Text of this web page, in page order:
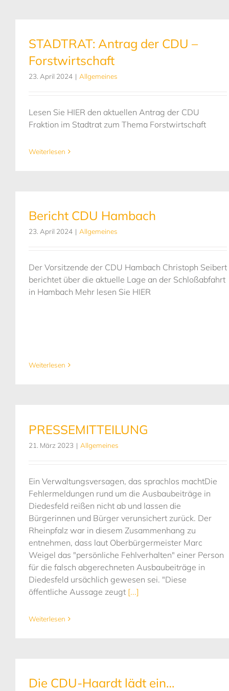
STADTRAT: Antrag der CDU –
Forstwirtschaft
23. April 2024 | Allgemeines
Lesen Sie HIER den aktuellen Antrag der CDU
Fraktion im Stadtrat zum Thema Forstwirtschaft
Weiterlesen
Bericht CDU Hambach
23. April 2024 | Allgemeines
Der Vorsitzende der CDU Hambach Christoph Seibert
berichtet über die aktuelle Lage an der Schloßabfahrt
in Hambach Mehr lesen Sie HIER
Weiterlesen
PRESSEMITTEILUNG
21. März 2023 | Allgemeines
Ein Verwaltungsversagen, das sprachlos machtDie
Fehlermeldungen rund um die Ausbaubeiträge in
Diedesfeld reißen nicht ab und lassen die
Bürgerinnen und Bürger verunsichert zurück. Der
Rheinpfalz war in diesem Zusammenhang zu
entnehmen, dass laut Oberbürgermeister Marc
Weigel das "persönliche Fehlverhalten" einer Person
für die falsch abgerechneten Ausbaubeiträge in
Diedesfeld ursächlich gewesen sei. "Diese
öffentliche Aussage zeugt [...]
Weiterlesen
Die CDU-Haardt lädt ein…